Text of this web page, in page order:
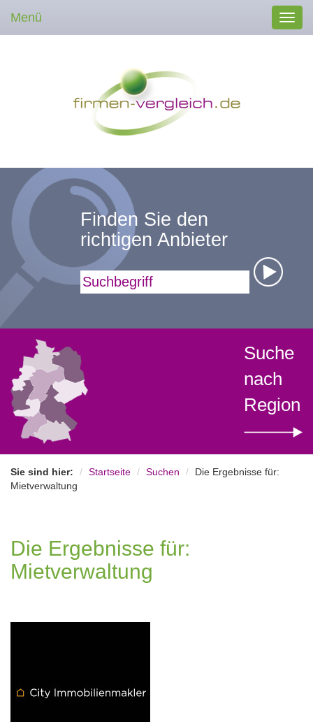
Menü
Finden Sie den
richtigen Anbieter
Suchbegriff
Suche
nach
Region
Sie sind hier: Startseite Suchen
Die Ergebnisse für:
Mietverwaltung
Die Ergebnisse für:
Mietverwaltung